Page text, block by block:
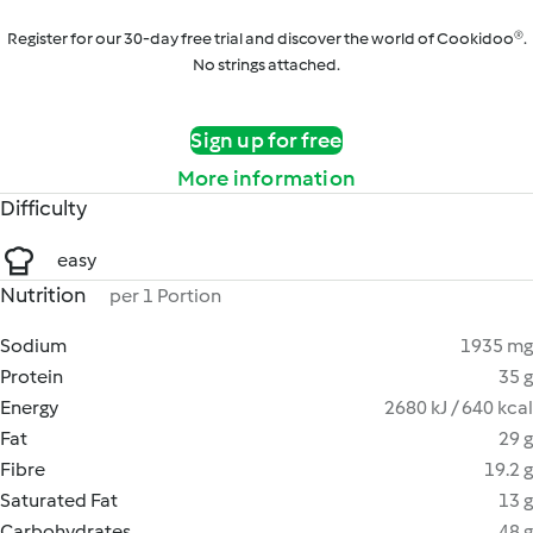
Register for our 30-day free trial and discover the world of Cookidoo®.
No strings attached.
Sign up for free
More information
Difficulty
easy
Nutrition per 1 Portion
Sodium
1935 mg
Protein
35 g
Energy
2680 kJ / 640 kcal
Fat
29 g
Fibre
19.2 g
Saturated Fat
13 g